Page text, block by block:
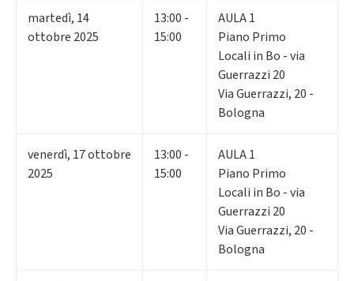
martedì, 14
ottobre 2025
13:00 -
15:00
AULA 1
Piano Primo
Locali in Bo - via
Guerrazzi 20
Via Guerrazzi, 20 -
Bologna
venerdì, 17ottobre
2025
13:00 -
15:00
AULA 1
Piano Primo
Locali in Bo - via
Guerrazzi 20
Via Guerrazzi, 20 -
Bologna